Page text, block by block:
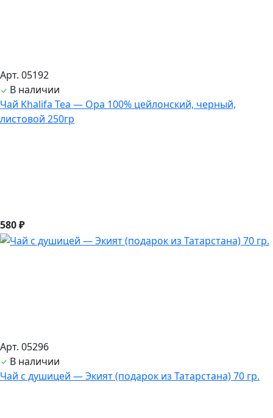
Арт. 05192
В наличии
Чай Khalifa Tea — Opa 100% цейлонский, черный,
листовой 250гр
580 ₽
Арт. 05296
В наличии
Чай с душицей — Экият (подарок из Татарстана) 70 гр.